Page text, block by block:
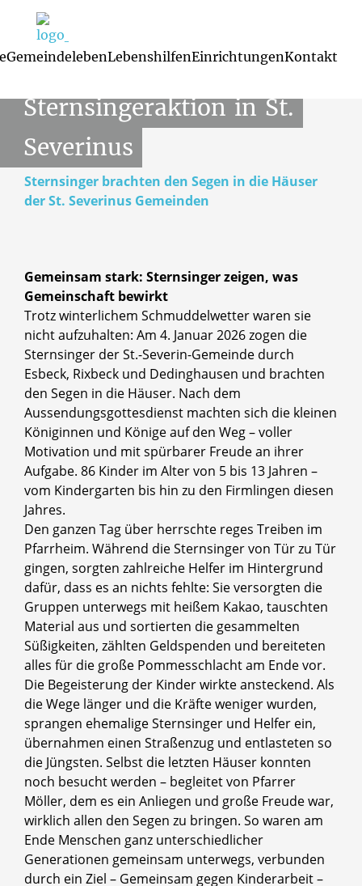
GemeindelebenLebenshilfenEinrichtungenKontakt
Berichte
Sternsingeraktion in St.
Severinus
Sternsinger brachten den Segen in die Häuser
der St. Severinus Gemeinden
Gemeinsam stark: Sternsinger zeigen, was
Gemeinschaft bewirkt
Trotz winterlichem Schmuddelwetter waren sie
nicht aufzuhalten: Am 4. Januar 2026 zogen die
Sternsinger der St.-Severin-Gemeinde durch
Esbeck, Rixbeck und Dedinghausen und brachten
den Segen in die Häuser. Nach dem
Aussendungsgottesdienst machten sich die kleinen
Königinnen und Könige auf den Weg – voller
Motivation und mit spürbarer Freude an ihrer
Aufgabe. 86 Kinder im Alter von 5 bis 13 Jahren –
vom Kindergarten bis hin zu den Firmlingen diesen
Jahres.
Den ganzen Tag über herrschte reges Treiben im
Pfarrheim. Während die Sternsinger von Tür zu Tür
gingen, sorgten zahlreiche Helfer im Hintergrund
dafür, dass es an nichts fehlte: Sie versorgten die
Gruppen unterwegs mit heißem Kakao, tauschten
Material aus und sortierten die gesammelten
Süßigkeiten, zählten Geldspenden und bereiteten
alles für die große Pommesschlacht am Ende vor.
Die Begeisterung der Kinder wirkte ansteckend. Als
die Wege länger und die Kräfte weniger wurden,
sprangen ehemalige Sternsinger und Helfer ein,
übernahmen einen Straßenzug und entlasteten so
die Jüngsten. Selbst die letzten Häuser konnten
noch besucht werden – begleitet von Pfarrer
Möller, dem es ein Anliegen und große Freude war,
wirklich allen den Segen zu bringen. So waren am
Ende Menschen ganz unterschiedlicher
Generationen gemeinsam unterwegs, verbunden
durch ein Ziel – Gemeinsam gegen Kinderarbeit –